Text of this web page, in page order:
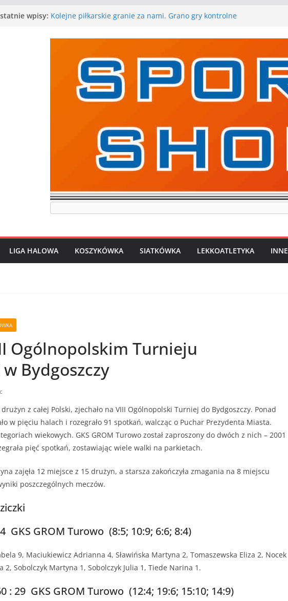
wpisy: Mecz o wygraną w I Edycji Lidze Szóstek Piłki Nożnej
I mamy kolejne gry kontrolne, piłkarskie granie przed nami
LIGA HALOWA KOSZYKÓWKA SIATKÓWKA LEKKOATLETYKA INNE
Ogólnopolskim Turnieju
Bydgoszczy
z całej Polski, zjechało na VIII Ogólnopolski Turniej do Bydgoszczy. Ponad
w pięciu halach i rozegrało 91 spotkań, walcząc o Puchar Prezydenta Miasta.
wiekowych. GKS GROM Turowo został zaproszony do dwóch z nich – 2001
pięć spotkań, zostawiając wiele walki na parkietach.
zajęła 12 miejsce z 15 drużyn, a starsza zakończyła zmagania na 8 miejscu
poszczególnych meczów.
GKS GROM Turowo (8:5; 10:9; 6:6; 8:4)
9, Maciukiewicz Adrianna 4, Sławińska Martyna 2, Tomaszewska Eliza 2, Nocek
2, Sobolczyk Martyna 1, Sobolczyk Julia 1, Tiede Narina 1.
: 29 GKS GROM Turowo (12:4; 19:6; 15:10; 14:9)